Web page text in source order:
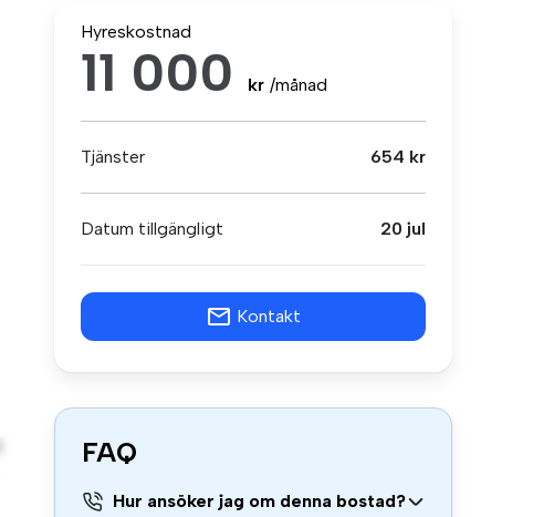
Hyreskostnad
11 000 kr /månad
Tjänster 654 kr
Datum tillgängligt 20 jul
Kontakt
FAQ
Hur ansöker jag om denna bostad?